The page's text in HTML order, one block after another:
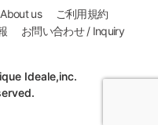
us
ご利用規約
お問い合わせ / Inquiry
Ideale,inc.